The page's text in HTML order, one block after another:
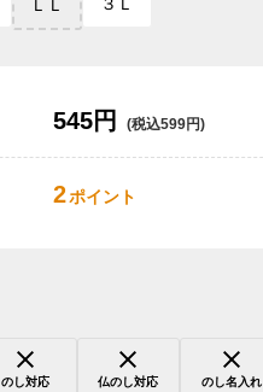
ＬＬ
545円 (税込599円)
2ポイント
のし対応 仏のし対応 のし名入れ